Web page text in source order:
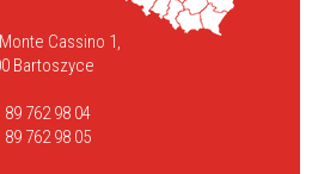
Cassino 1,
Bartoszyce
89 762 98 04
89 762 98 05